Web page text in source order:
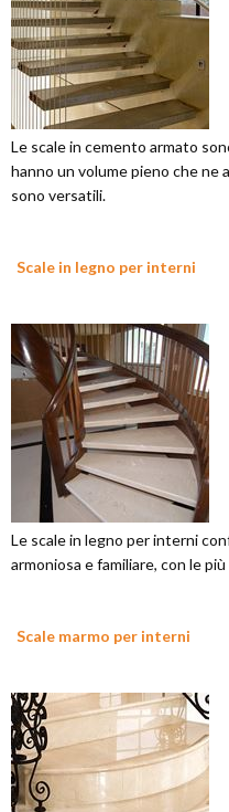
Le scale in cemento armato
hanno un volume pieno che ne
sono versatili.
Scale in legno per interni
Le scale in legno per interni
armoniosa e familiare, con le
Scale marmo per interni